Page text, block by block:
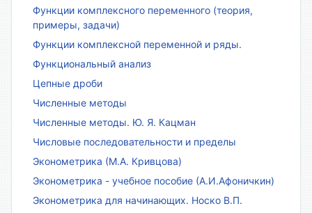
Функции комплексного переменного (теория,
примеры, задачи)
Функции комплексной переменной и ряды.
Функциональный анализ
Цепные дроби
Численные методы
Численные методы. Ю. Я. Кацман
Числовые последовательности и пределы
Эконометрика (М.А. Кривцова)
Эконометрика - учебное пособие (А.И.Афоничкин)
Эконометрика для начинающих. Носко В.П.